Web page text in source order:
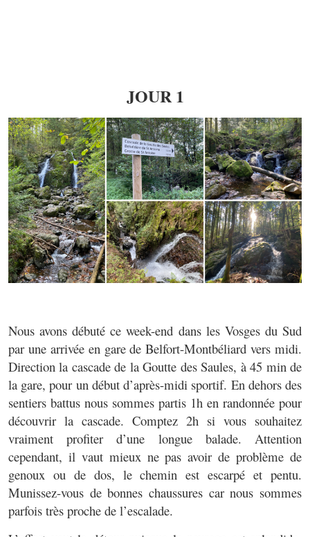
JOUR 1
Nous avons débuté ce week-end dans les Vosges du Sud
par une arrivée en gare de Belfort-Montbéliard vers midi.
Direction la cascade de la Goutte des Saules, à 45 min de
la gare, pour un début d’après-midi sportif. En dehors des
sentiers battus nous sommes partis 1h en randonnée pour
découvrir la cascade. Comptez 2h si vous souhaitez
vraiment profiter d’une longue balade. Attention
cependant, il vaut mieux ne pas avoir de problème de
genoux ou de dos, le chemin est escarpé et pentu.
Munissez-vous de bonnes chaussures car nous sommes
parfois très proche de l’escalade.